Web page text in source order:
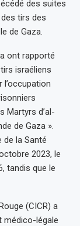
des suites
tirs des
de Gaza.
ont rapporté
israéliens
l’occupation
Martyrs d’al-
de Gaza ».
la Santé
2023, le
tandis que le
(CICR) a
médico-légale